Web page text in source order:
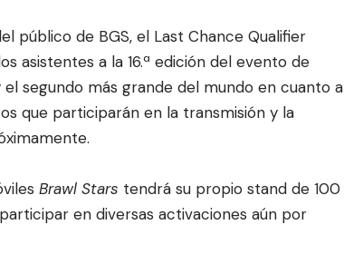
público de BGS, el Last Chance Qualifier
asistentes a la 16.ª edición del evento de
segundo más grande del mundo en cuanto a
que participarán en la transmisión y la
Brawl Stars tendrá su propio stand de 100
en diversas activaciones aún por